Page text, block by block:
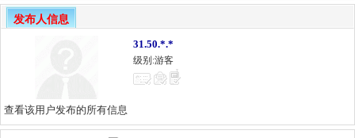
发布人信息
31.50.*.*
级别:游客
查看该用户发布的所有信息